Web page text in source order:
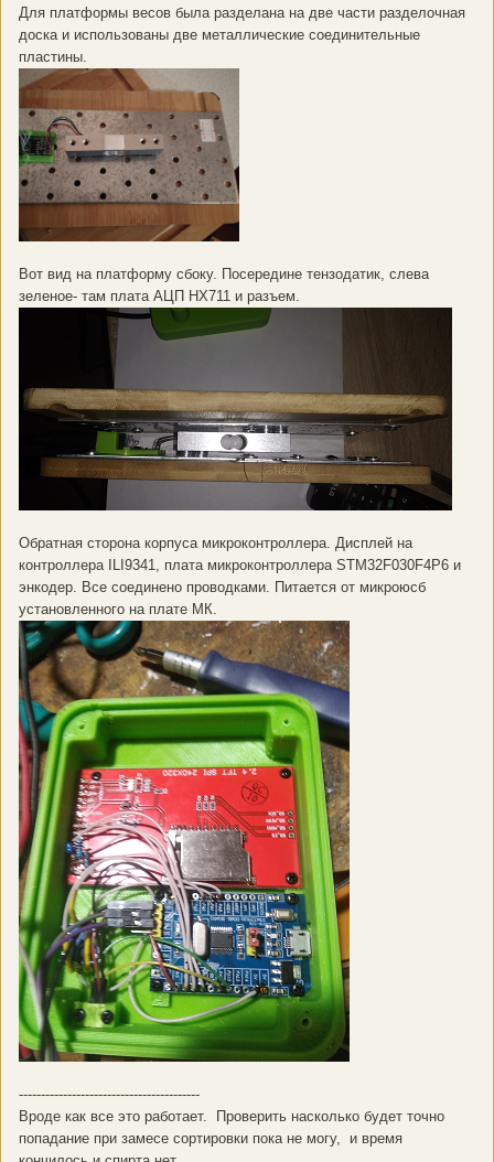
Для платформы весов была разделана на две части разделочная
доска и использованы две металлические соединительные
пластины.
Вот вид на платформу сбоку. Посередине тензодатик, слева
зеленое- там плата АЦП HX711 и разъем.
Обратная сторона корпуса микроконтроллера. Дисплей на
контроллера ILI9341, плата микроконтроллера STM32F030F4P6 и
энкодер. Все соединено проводками. Питается от микроюсб
установленного на плате МК.
-----------------------------------------
Вроде как все это работает. Проверить насколько будет точно
попадание при замесе сортировки пока не могу, и время